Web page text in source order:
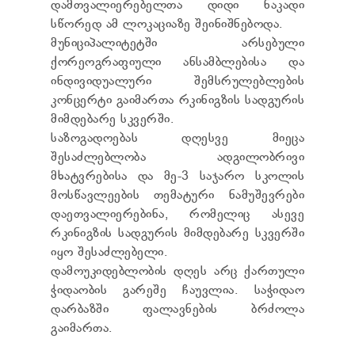
ТЕНДЕРЫ
ОТЧЁТ ДЛЯ ПРЕДОСТАВЛЕНИЯ ПРЕЗИДЕНТУ И
ПАРЛАМЕНТУ
ТРЕБОВАНИЯ ПУБЛИЧНОЙ ИНФОРМАЦИИ
УПОЛНОМОЧЕННЫЙ ПО ЗАЩИТЕ
ПЕРСОНАЛЬНЫХ ДАННЫХ
ПРАВОВЕДЧЕСКИЕ РЕШЕНИЯ
ПРАВИЛА ОБЖАЛОВАНИЯ
დამთვალიერებელთა დიდი ნაკადი
სწორედ ამ ლოკაციაზე შეინიშნებოდა.
მუნიციპალიტეტში არსებული
ქორეოგრაფიული ანსამბლებისა და
ინდივიდუალური შემსრულებლების
კონცერტი გაიმართა რკინიგზის სადგურის
მიმდებარე სკვერში.
საზოგადოებას დღესვე მიეცა
შესაძლებლობა ადგილობრივი
მხატვრებისა და მე-3 საჯარო სკოლის
მოსწავლეების თემატური ნამუშევრები
დაეთვალიერებინა, რომელიც ასევე
რკინიგზის სადგურის მიმდებარე სკვერში
იყო შესაძლებელი.
დამოუკიდებლობის დღეს არც ქართული
ჭიდაობის გარეშე ჩაუვლია. საჭიდაო
დარბაზში ფალავნების ბრძოლა
გაიმართა.